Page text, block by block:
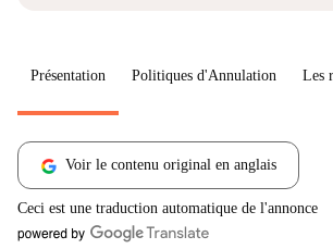
Présentation Politiques d'Annulation Les
Voir le contenu original en anglais
Ceci est une traduction automatique de l'annonce